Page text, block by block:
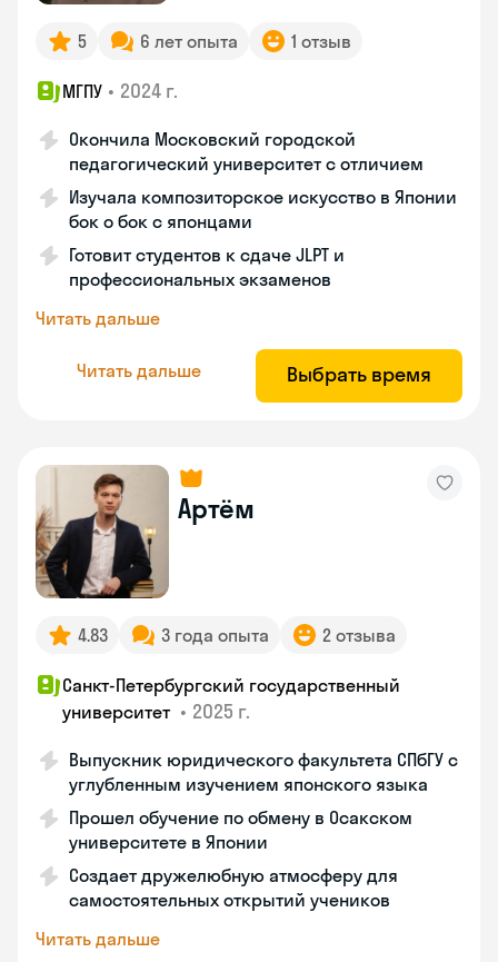
5 6 лет опыта 1 отзыв
МГПУ • 2024 г.
Окончила Московский городской
педагогический университет с отличием
Изучала композиторское искусство в Японии
бок о бок с японцами
Готовит студентов к сдаче JLPT и
профессиональных экзаменов
Читать дальше
Читать дальше Выбрать время
Артём
4.83 3 года опыта 2 отзыва
Санкт-Петербургский государственный
университет • 2025 г.
Выпускник юридического факультета СПбГУ с
углубленным изучением японского языка
Прошел обучение по обмену в Осакском
университете в Японии
Создает дружелюбную атмосферу для
самостоятельных открытий учеников
Читать дальше